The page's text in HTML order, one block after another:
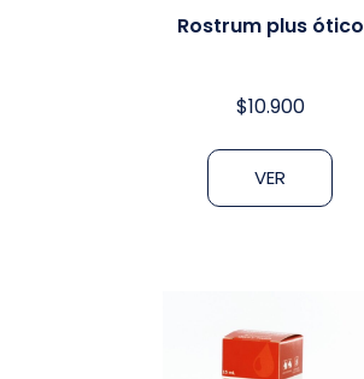
Rostrum plus ótico
$10.900
VER